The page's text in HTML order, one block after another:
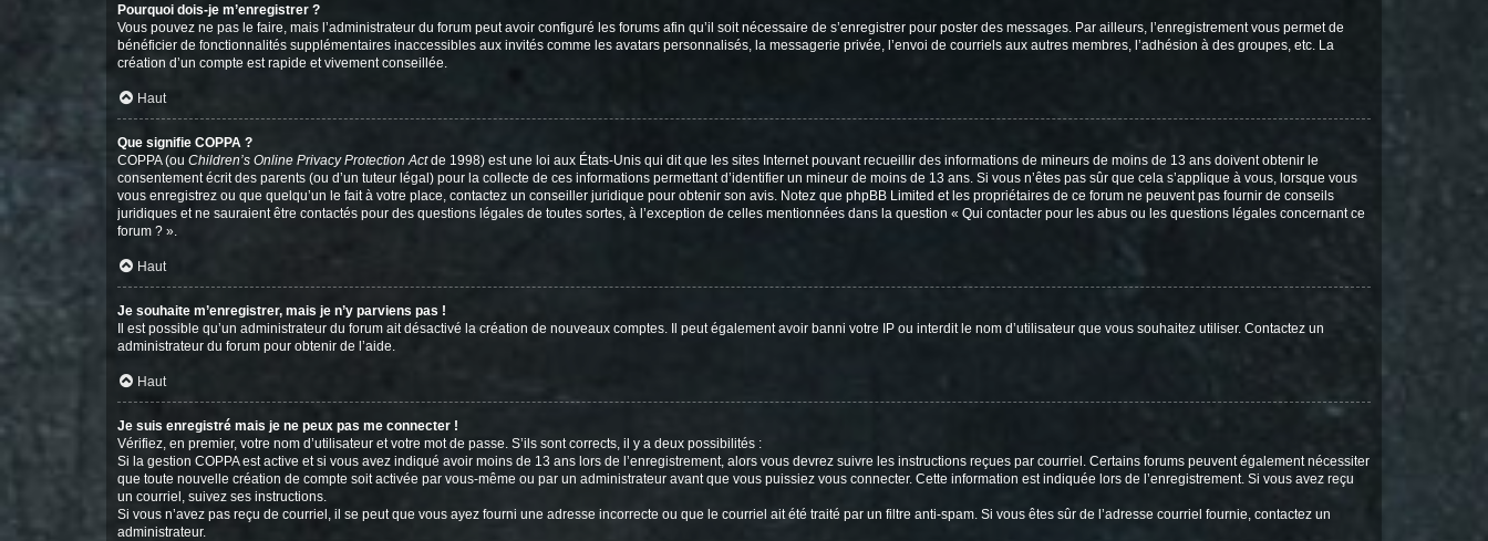
Pourquoi dois-je m’enregistrer ?
Vous pouvez ne pas le faire, mais l’administrateur du forum peut avoir configuré les forums afin qu’il soit nécessaire de s’enregistrer pour poster des messages. Par ailleurs, l’enregistrement vous permet de
bénéficier de fonctionnalités supplémentaires inaccessibles aux invités comme les avatars personnalisés, la messagerie privée, l’envoi de courriels aux autres membres, l’adhésion à des groupes, etc. La
création d’un compte est rapide et vivement conseillée.
Haut
Que signifie COPPA ?
COPPA (ou Children’s Online Privacy Protection Actde 1998) est une loi aux États-Unis qui dit que les sites Internet pouvant recueillir des informations de mineurs de moins de 13 ans doivent obtenir le
consentement écrit des parents (ou d’un tuteur légal) pour la collecte de ces informations permettant d’identifier un mineur de moins de 13 ans. Si vous n’êtes pas sûr que cela s’applique à vous, lorsque vous
vous enregistrez ou que quelqu’un le fait à votre place, contactez un conseiller juridique pour obtenir son avis. Notez que phpBB Limited et les propriétaires de ce forum ne peuvent pas fournir de conseils
juridiques et ne sauraient être contactés pour des questions légales de toutes sortes, à l’exception de celles mentionnées dans la question « Qui contacter pour les abus ou les questions légales concernant ce
forum ? ».
Haut
Je souhaite m’enregistrer, mais je n’y parviens pas !
Il est possible qu’un administrateur du forum ait désactivé la création de nouveaux comptes. Il peut également avoir banni votre IP ou interdit le nom d’utilisateur que vous souhaitez utiliser. Contactez un
administrateur du forum pour obtenir de l’aide.
Haut
Je suis enregistré mais je ne peux pas me connecter !
Vérifiez, en premier, votre nom d’utilisateur et votre mot de passe. S’ils sont corrects, il y a deux possibilités :
Si la gestion COPPA est active et si vous avez indiqué avoir moins de 13 ans lors de l’enregistrement, alors vous devrez suivre les instructions reçues par courriel. Certains forums peuvent également nécessiter
que toute nouvelle création de compte soit activée par vous-même ou par un administrateur avant que vous puissiez vous connecter. Cette information est indiquée lors de l’enregistrement. Si vous avez reçu
un courriel, suivez ses instructions.
Si vous n’avez pas reçu de courriel, il se peut que vous ayez fourni une adresse incorrecte ou que le courriel ait été traité par un filtre anti-spam. Si vous êtes sûr de l’adresse courriel fournie, contactez un
administrateur.